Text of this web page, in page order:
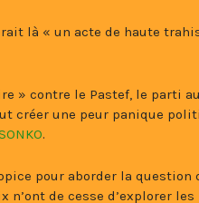
là « un acte de haute
» contre le Pastef, le parti
créer une peur panique
.
pour aborder la question
n’ont de cesse d’explorer